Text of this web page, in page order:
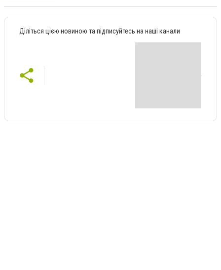
Діліться цією новиною та підписуйтесь на наші канали